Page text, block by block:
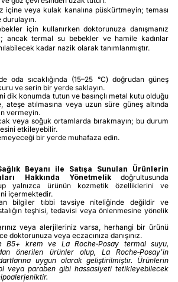
içine veya kulak kanalına püskürtmeyin; teması
durulayın.
için kullanırken doktorunuza danışmanız
ancak termal su bebekler ve hamile kadınlar
kadar nazik olarak tanımlanmıştır.
oda sıcaklığında (15–25 °C) doğrudan güneş
kuru ve serin bir yerde saklayın.
dik konumda tutun ve basınçlı metal kutu olduğu
ateşe atılmasına veya uzun süre güneş altında
vermeyin.
veya soğuk ortamlarda bırakmayın; bu durum
etkileyebilir.
bir yerde muhafaza edin.
Beyanı ile Satışa Sunulan Ürünlerin
Hakkında Yönetmelikdoğrultusunda
yalnızca ürünün kozmetik özelliklerini ve
içermektedir.
bilgiler tıbbi tavsiye niteliğinde değildir ve
teşhisi, tedavisi veya önlenmesine yönelik
veya alerjileriniz varsa, herhangi bir ürünü
doktorunuza veya eczacınıza danışınız.
B5+ krem ve La Roche‑Posay termal suyu,
önerilen ürünler olup, La Roche‑Posay’in
uygun olarak geliştirilmiştir. Ürünlerin
veya paraben gibi hassasiyeti tetikleyebilecek